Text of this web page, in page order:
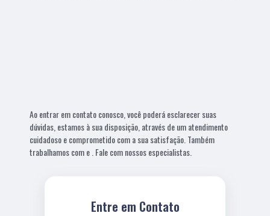
Ao entrar em contato conosco, você poderá esclarecer suas
dúvidas, estamos à sua disposição, através de um atendimento
cuidadoso e comprometido com a sua satisfação. Também
trabalhamos com e . Fale com nossos especialistas.
Entre em Contato